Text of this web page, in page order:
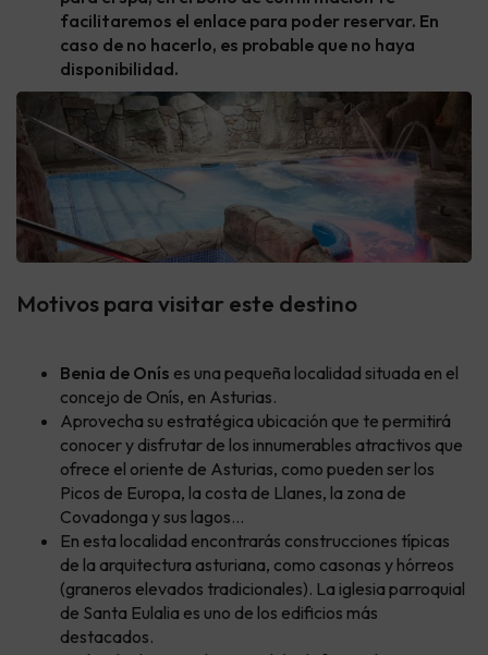
facilitaremos el enlace para poder reservar. En
caso de no hacerlo, es probable que no haya
disponibilidad.
Motivos para visitar este destino
Benia de Onís es una pequeña localidad situada en el
concejo de Onís, en Asturias.
Aprovecha su estratégica ubicación que te permitirá
conocer y disfrutar de los innumerables atractivos que
ofrece el oriente de Asturias, como pueden ser los
Picos de Europa, la costa de Llanes, la zona de
Covadonga y sus lagos…
En esta localidad encontrarás construcciones típicas
de la arquitectura asturiana, como casonas y hórreos
(graneros elevados tradicionales). La iglesia parroquial
de Santa Eulalia es uno de los edificios más
destacados.